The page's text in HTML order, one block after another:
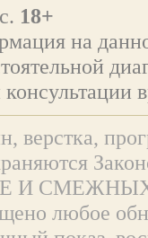
18+
на
верстка,
И
любое